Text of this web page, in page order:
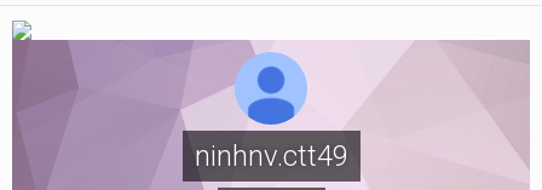
ninhnv.ctt49